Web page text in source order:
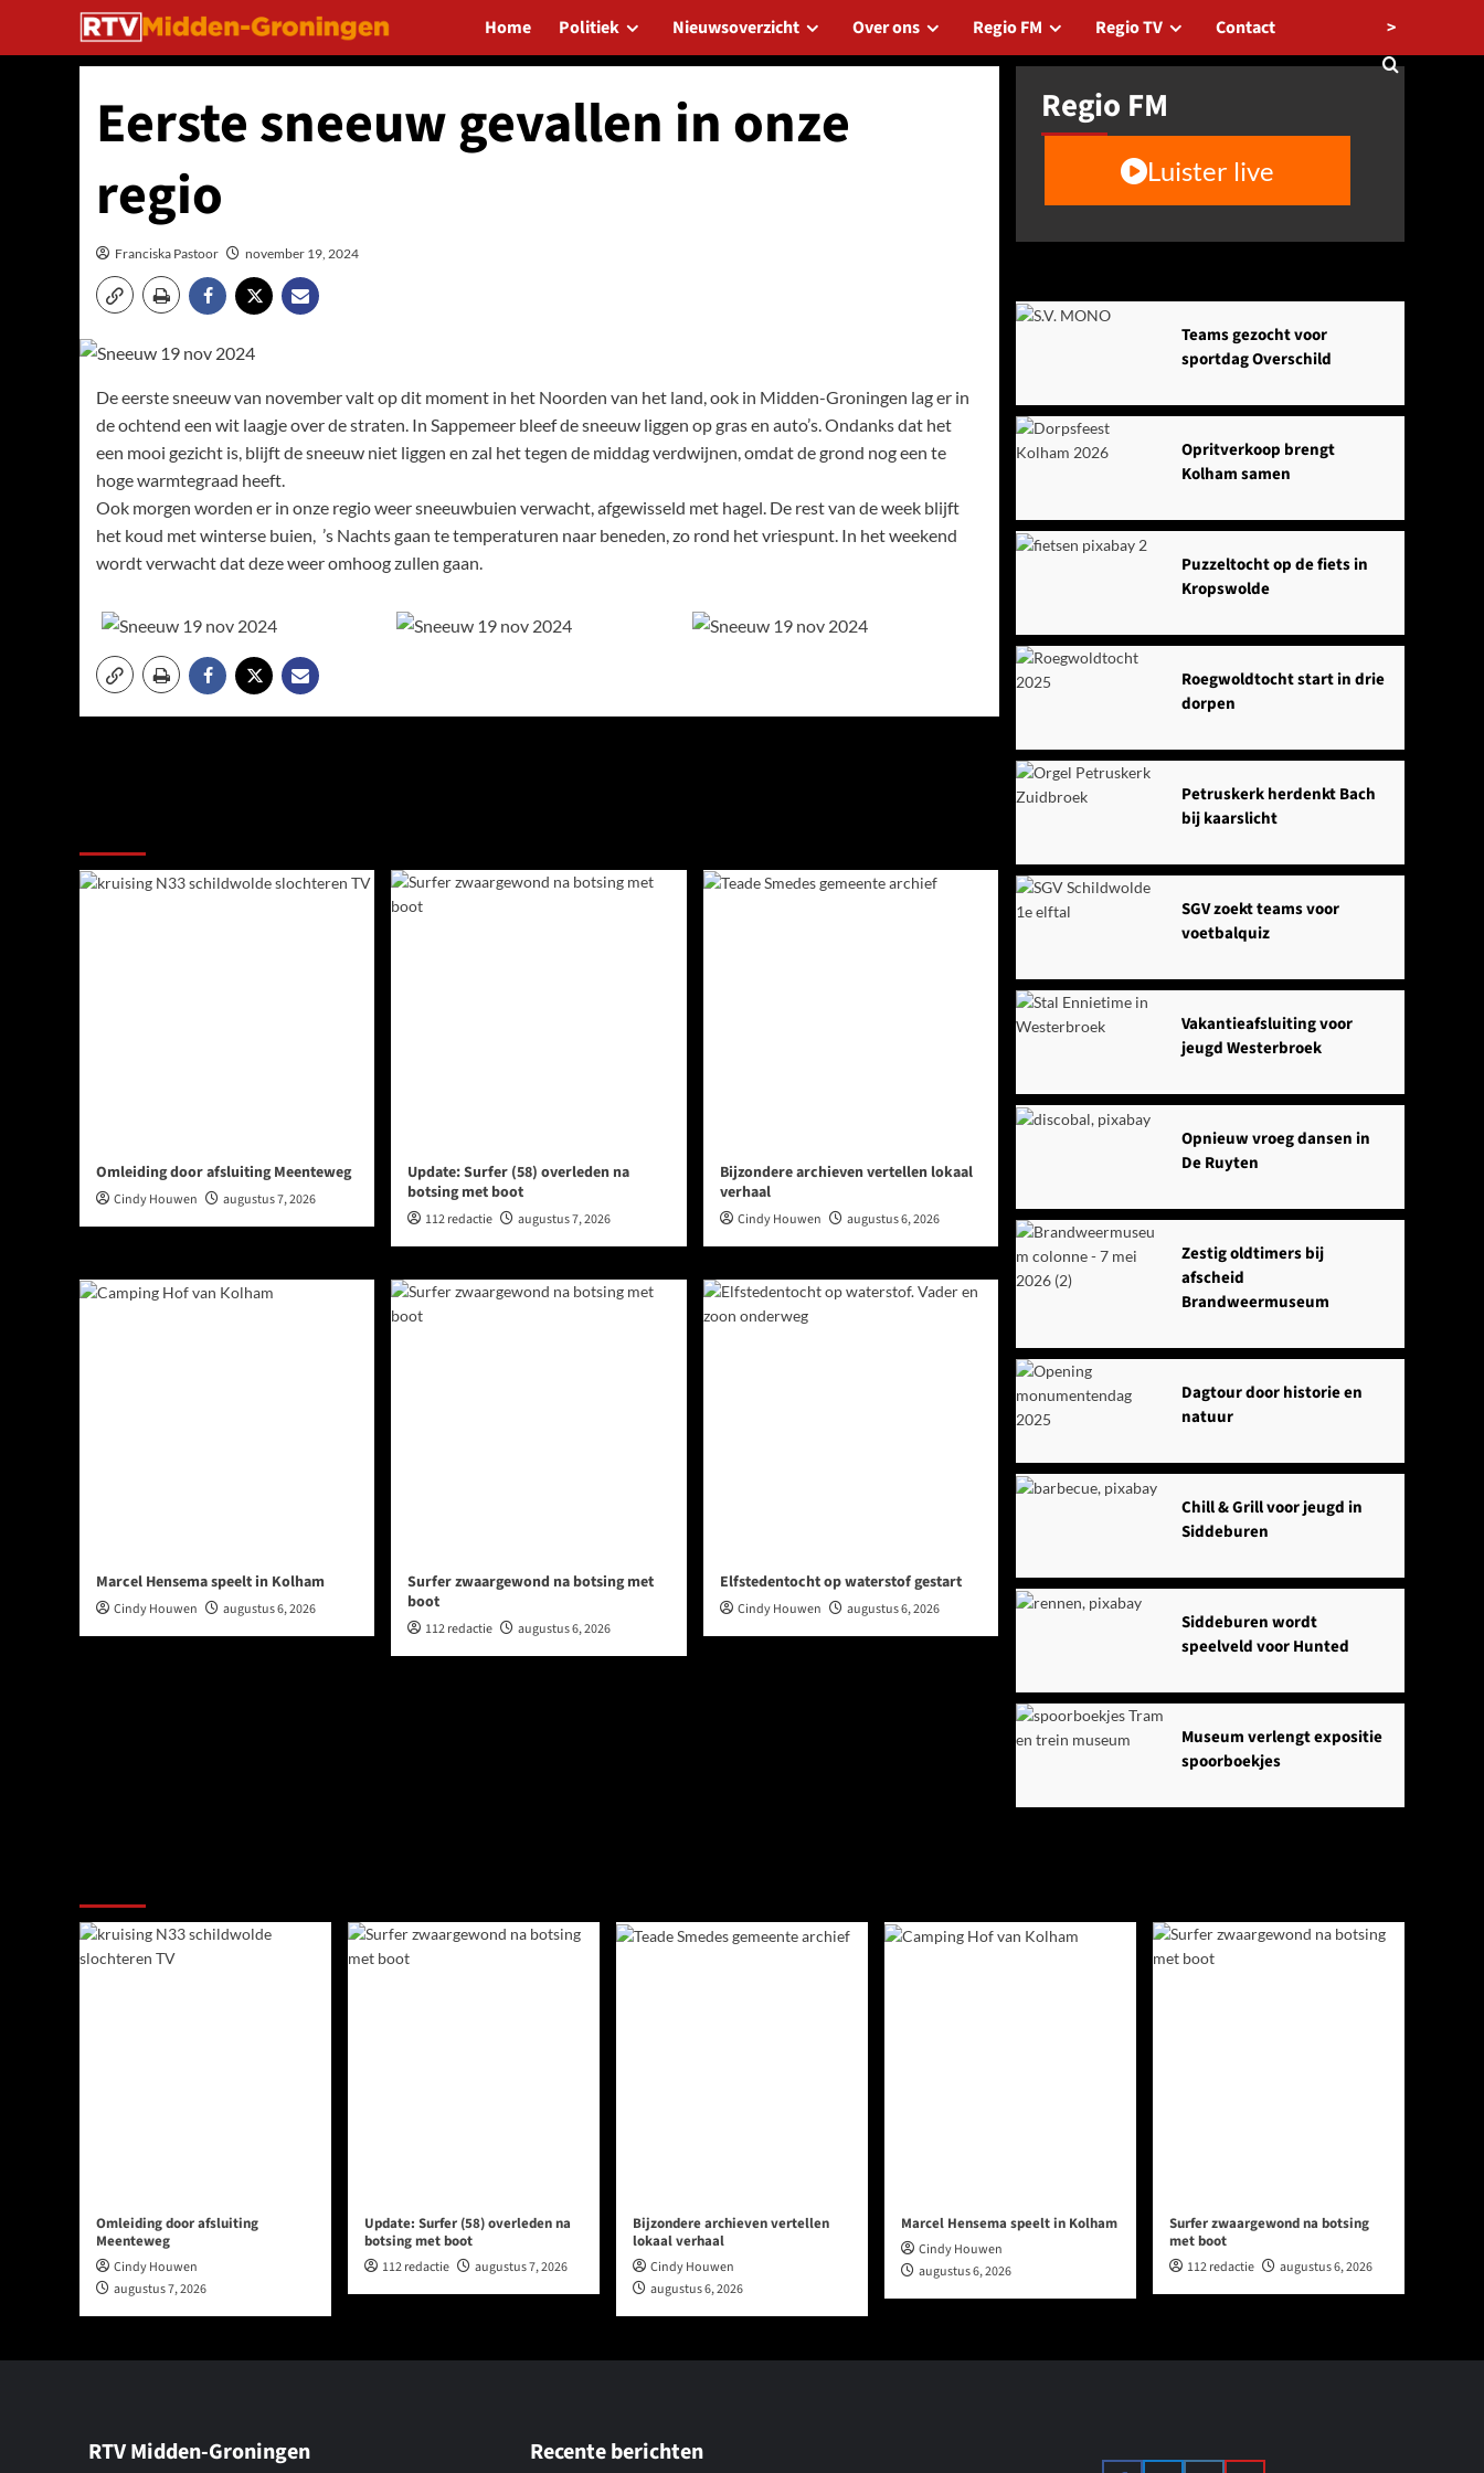
de
Home Politiek Nieuwsoverzicht Over ons Regio FM Regio TV Contact >
Eerste sneeuw gevallen in onze
regio
Franciska Pastoor november 19, 2024
De eerste sneeuw van november valt op dit moment in het Noorden van het land, ook in Midden-Groningen lag er in
de ochtend een wit laagje over de straten. In Sappemeer bleef de sneeuw liggen op gras en auto’s. Ondanks dat het
een mooi gezicht is, blijft de sneeuw niet liggen en zal het tegen de middag verdwijnen, omdat de grond nog een te
hoge warmtegraad heeft.
Ook morgen worden er in onze regio weer sneeuwbuien verwacht, afgewisseld met hagel. De rest van de week blijft
het koud met winterse buien, ’s Nachts gaan te temperaturen naar beneden, zo rond het vriespunt. In het weekend
wordt verwacht dat deze weer omhoog zullen gaan.
Omleiding door afsluiting Meenteweg
Cindy Houwen augustus 7, 2026
Update: Surfer (58) overleden na
botsing met boot
112 redactie augustus 7, 2026
Bijzondere archieven vertellen lokaal
verhaal
Cindy Houwen augustus 6, 2026
Marcel Hensema speelt in Kolham
Cindy Houwen augustus 6, 2026
Surfer zwaargewond na botsing met
boot
112 redactie augustus 6, 2026
Elfstedentocht op waterstof gestart
Cindy Houwen augustus 6, 2026
Regio FM
Luister live
Agenda
Teams gezocht voor
sportdag Overschild
Opritverkoop brengt
Kolham samen
Puzzeltocht op de fiets in
Kropswolde
Roegwoldtocht start in drie
dorpen
Petruskerk herdenkt Bach
bij kaarslicht
SGV zoekt teams voor
voetbalquiz
Vakantieafsluiting voor
jeugd Westerbroek
Opnieuw vroeg dansen in
De Ruyten
Zestig oldtimers bij
afscheid
Brandweermuseum
Dagtour door historie en
natuur
Chill & Grill voor jeugd in
Siddeburen
Siddeburen wordt
speelveld voor Hunted
Museum verlengt expositie
spoorboekjes
Omleiding door afsluiting
Meenteweg
Cindy Houwen
augustus 7, 2026
Update: Surfer (58) overleden na
botsing met boot
112 redactie augustus 7, 2026
Bijzondere archieven vertellen
lokaal verhaal
Cindy Houwen
augustus 6, 2026
Marcel Hensema speelt in Kolham
Cindy Houwen
augustus 6, 2026
Surfer zwaargewond na botsing
met boot
112 redactie augustus 6, 2026
RTV Midden-Groningen Recente berichten